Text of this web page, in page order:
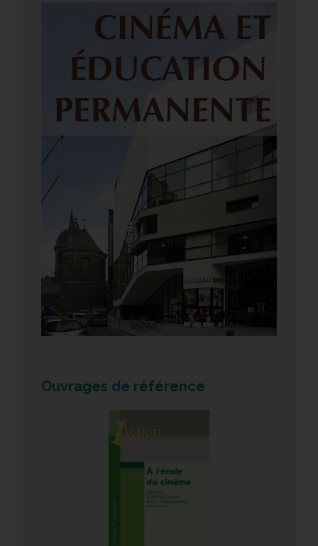
Ouvrages de référence